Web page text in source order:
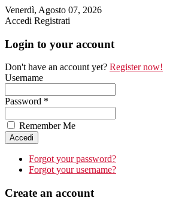
Venerdì, Agosto 07, 2026
Accedi Registrati
Login to your account
Don't have an account yet? Register now!
Username
Password *
Remember Me
Forgot your password?
Forgot your username?
Create an account